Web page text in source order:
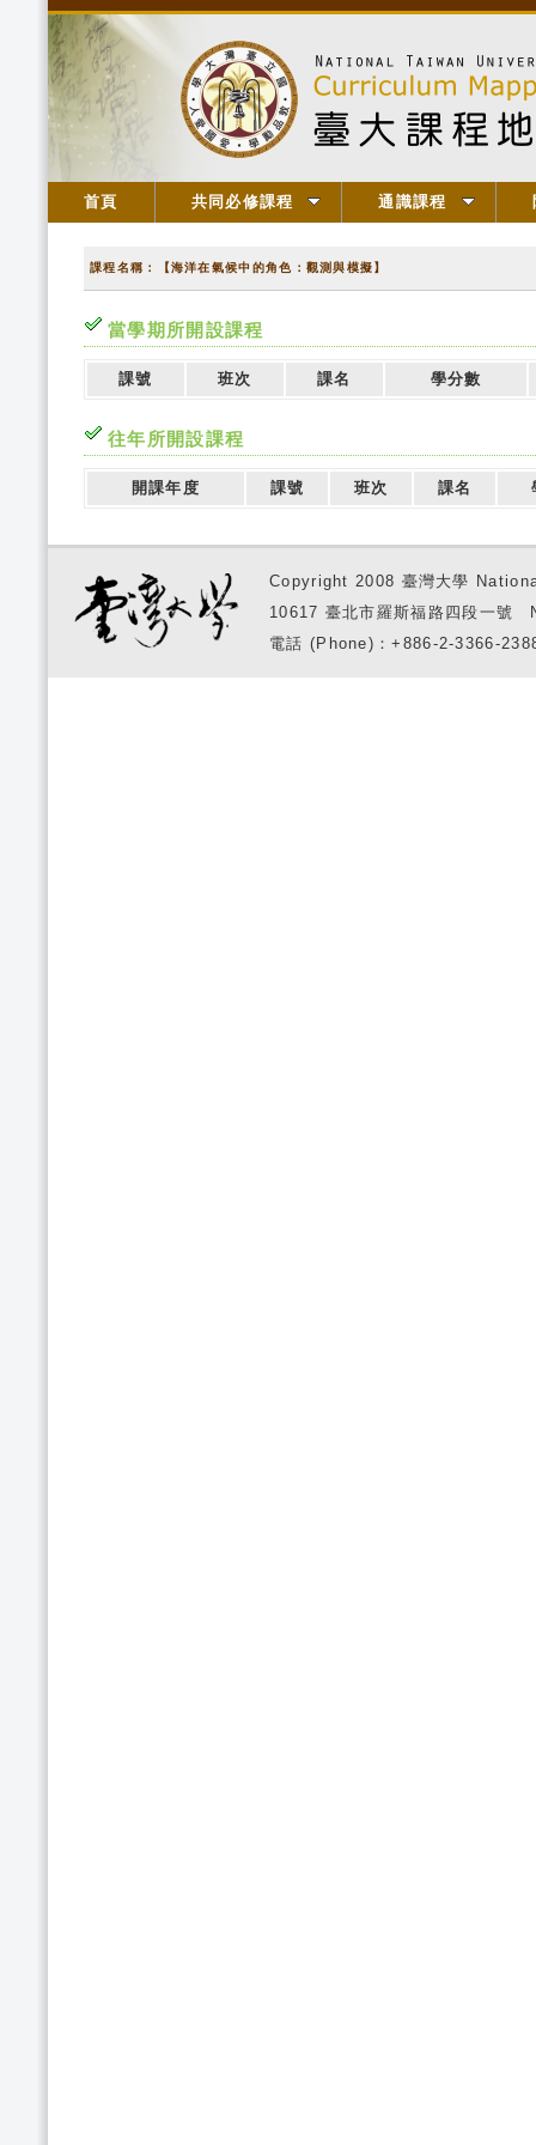
首頁 共同必修課程 通識課程
課程名稱：【海洋在氣候中的角色：觀測與模擬】
當學期所開設課程
課號 班次 課名 學分數
往年所開設課程
開課年度 課號 班次 課名
Copyright 2008 臺灣大學
10617 臺北市羅斯福路四段一
電話 (Phone)：+886-2-3366-